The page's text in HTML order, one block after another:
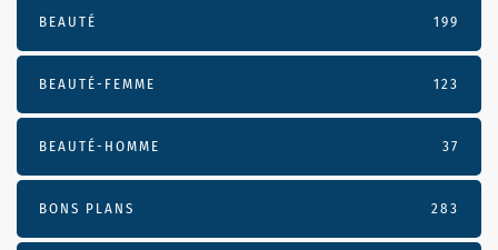
BEAUTÉ 199
BEAUTÉ-FEMME 123
BEAUTÉ-HOMME 37
BONS PLANS 283